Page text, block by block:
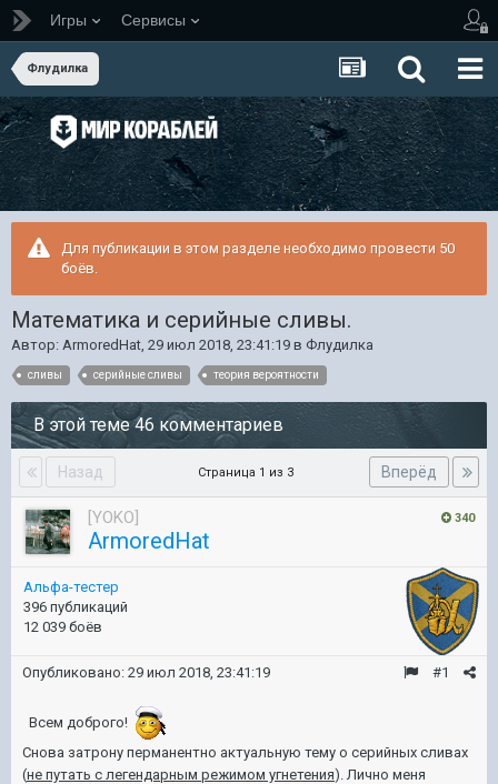
Игры Сервисы
Флудилка
Для публикации в этом разделе необходимо провести 50
боёв.
Математика и серийные сливы.
Автор: ArmoredHat, 29 июл 2018, 23:41:19 в Флудилка
сливы серийные сливы теория вероятности
В этой теме 46 комментариев
Назад Вперёд
Страница 1 из 3
340
[YOKO]
ArmoredHat
Альфа-тестер
396 публикаций
12 039 боёв
#1
Опубликовано: 29 июл 2018, 23:41:19
Всем доброго!
Снова затрону перманентно актуальную тему о серийных сливах
(не путать с легендарным режимом угнетения). Лично меня